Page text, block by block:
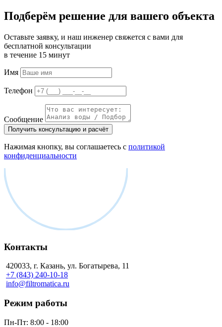
Подберём решение для вашего объекта
Оставьте заявку, и наш инженер свяжется с вами для
бесплатной консультации
в течение 15 минут
Имя
Телефон
Сообщение
Получить консультацию и расчёт
Нажимая кнопку, вы соглашаетесь с политикой
конфиденциальности
Контакты
420033, г. Казань, ул. Богатырева, 11
+7 (843) 240-10-18
info@filtromatica.ru
Режим работы
Пн-Пт: 8:00 - 18:00